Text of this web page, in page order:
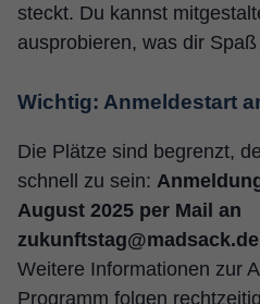
steckt. Du kannst
ausprobieren, was dir
Wichtig: Anmeldestart
Die Plätze sind begrenzt,
schnell zu sein:
August 2025 per Mail an
Weitere Informationen zur
Programm folgen